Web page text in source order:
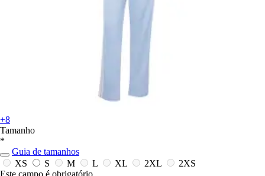
+8
Tamanho
*
Guia de tamanhos
XS
S M L XL 2XL
2XS
Este campo é obrigatório